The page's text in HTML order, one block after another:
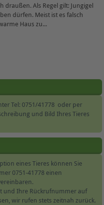
draußen. Als Regel gilt: Jungigel
dürfen. Meist ist es falsch
Haus zu...
Tel: 0751/41778 oder per
und Bild Ihres Tieres
eines Tieres können Sie
0751-41778 einen
und Ihre Rückrufnummer auf
wir rufen stets zeitnah zurück.